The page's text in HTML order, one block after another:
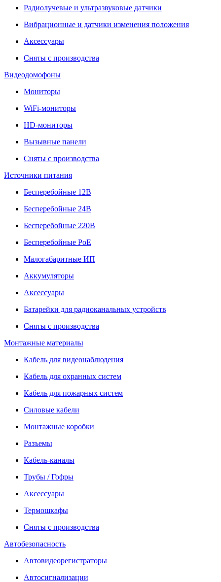
Радиолучевые и ультразвуковые датчики
Вибрационные и датчики изменения положения
Аксессуары
Сняты с производства
Видеодомофоны
Мониторы
WiFi-мониторы
HD-мониторы
Вызывные панели
Сняты с производства
Источники питания
Бесперебойные 12В
Бесперебойные 24В
Бесперебойные 220В
Бесперебойные PoE
Малогабаритные ИП
Аккумуляторы
Аксессуары
Батарейки для радиоканальных устройств
Сняты с производства
Монтажные материалы
Кабель для видеонаблюдения
Кабель для охранных систем
Кабель для пожарных систем
Силовые кабели
Монтажные коробки
Разъемы
Кабель-каналы
Трубы / Гофры
Аксессуары
Термошкафы
Сняты с производства
Автобезопасность
Автовидеорегистраторы
Автосигнализации